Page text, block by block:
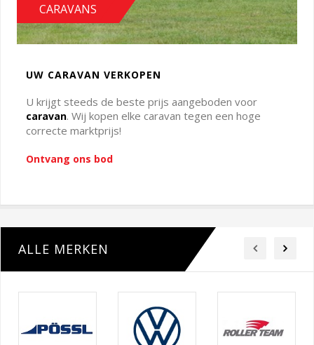
CARAVANS
UW CARAVAN VERKOPEN
U krijgt steeds de beste prijs aangeboden voor
caravan. Wij kopen elke caravan tegen een hoge
correcte marktprijs!
Ontvang ons bod
ALLE MERKEN